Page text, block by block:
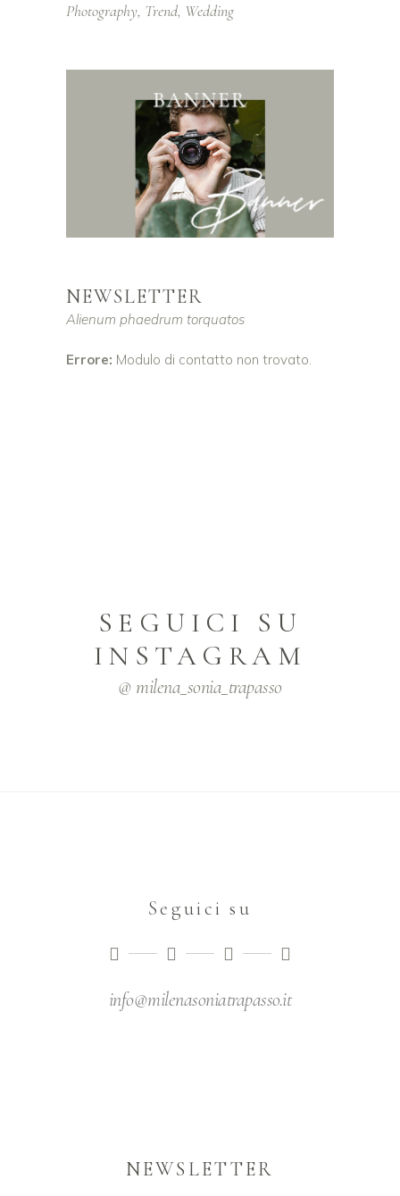
Photography Trend Wedding
NEWSLETTER
Alienum phaedrum torquatos
Errore: Modulo di contatto non trovato.
SEGUICI SU
INSTAGRAM
@ milena_sonia_trapasso
Seguici su
info@milenasoniatrapasso.it
NEWSLETTER